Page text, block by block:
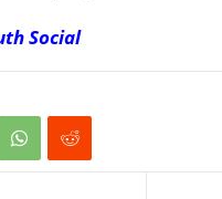
Social